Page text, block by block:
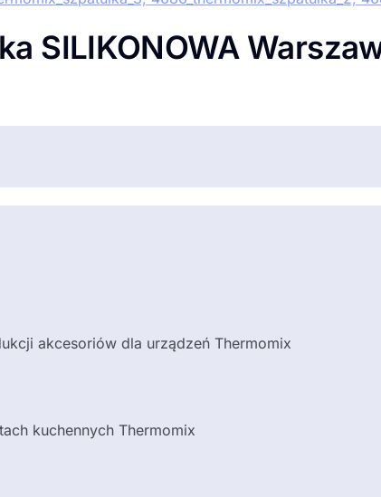
SILIKONOWA
akcesoriów dla urządzeń Thermomix
kuchennych Thermomix